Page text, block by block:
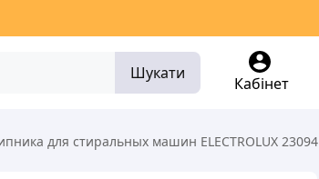
Шукати
Кабінет
для стиральных машин ЕLECTROLUX 23094